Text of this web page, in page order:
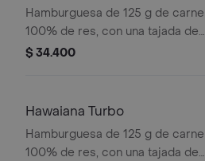
Hamburguesa de 125 g de carne
100% de res, con una tajada de
queso tipo mozzarella, tocineta,
$ 34.400
Hawaiana Turbo
Hamburguesa de 125 g de carne
100% de res, con una tajada de